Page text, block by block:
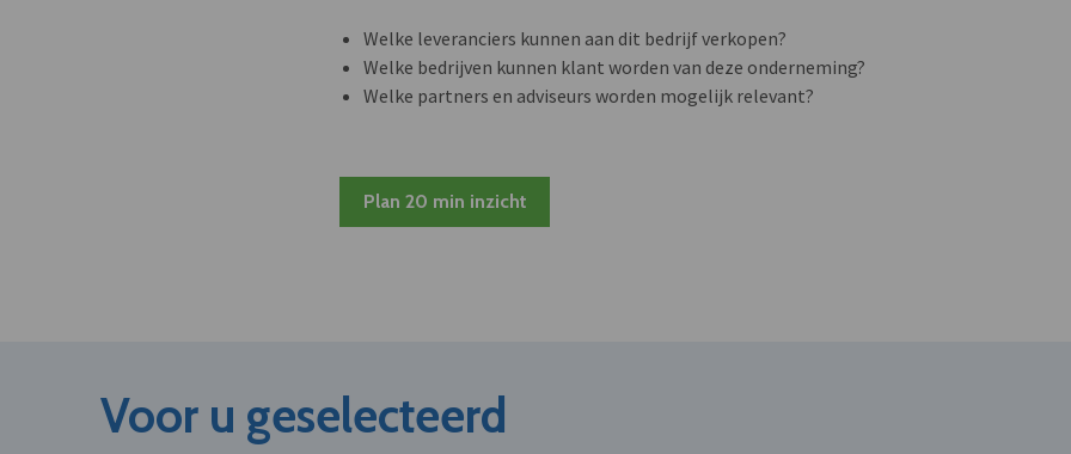
Welke leveranciers kunnen aan dit bedrijf verkopen?
Welke bedrijven kunnen klant worden van deze onderneming?
Welke partners en adviseurs worden mogelijk relevant?
Plan 20 min inzicht
Voor u geselecteerd